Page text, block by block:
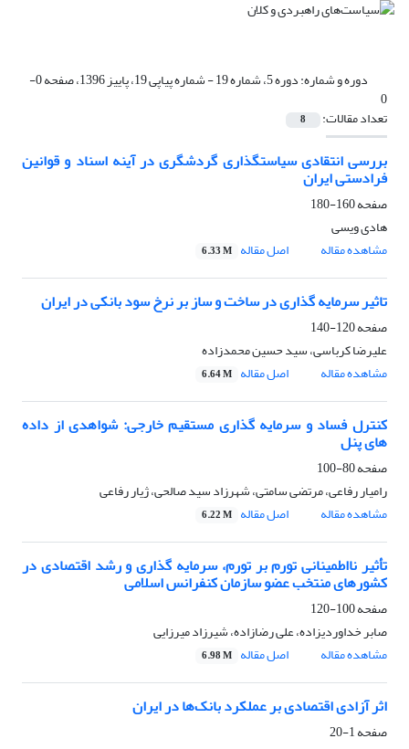
دوره و شماره: دوره 5، شماره 19 - شماره پیاپی 19، پاییز 1396، صفحه 0-
0
تعداد مقالات: 8
بررسی انتقادی سیاستگذاری گردشگری در آینه اسناد و قوانین
فرادستی ایران
صفحه160-180
هادی ویسی
مشاهده مقاله
اصل مقاله 6.33 M
تاثیر سرمایه گذاری در ساخت و ساز بر نرخ سود بانکی در ایران
صفحه120-140
علیرضا کرباسی، سید حسین محمدزاده
مشاهده مقاله
اصل مقاله 6.64 M
کنترل فساد و سرمایه گذاری مستقیم خارجی: شواهدی از داده
های پنل
صفحه80-100
رامیار رفاعی، مرتضی سامتی، شهرزاد سید صالحی، ژیار رفاعی
مشاهده مقاله
اصل مقاله 6.22 M
تأثیر نااطمینانی تورم بر تورم، سرمایه گذاری و رشد اقتصادی در
کشورهای منتخب عضو سازمان کنفرانس اسلامی
صفحه100-120
صابر خداوردیزاده، علی رضازاده، شیرزاد میرزایی
مشاهده مقاله
اصل مقاله 6.98 M
اثر آزادی اقتصادی بر عملکرد بانک‌ها در ایران
صفحه1-20